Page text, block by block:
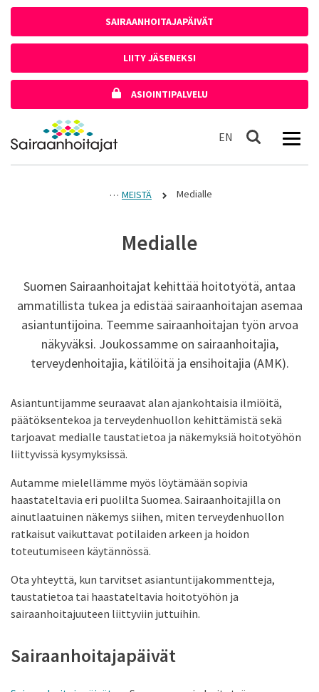
SAIRAANHOITAJAPÄIVÄT
LIITY JÄSENEKSI
ASIOINTIPALVELU
Etusivulle
EN In English
Haku
MEISTÄ Medialle
Medialle
Suomen Sairaanhoitajat kehittää hoitotyötä, antaa
ammatillista tukea ja edistää sairaanhoitajan asemaa
asiantuntijoina. Teemme sairaanhoitajan työn arvoa
näkyväksi. Joukossamme on sairaanhoitajia,
terveydenhoitajia, kätilöitä ja ensihoitajia (AMK).
Asiantuntijamme seuraavat alan ajankohtaisia ilmiöitä,
päätöksentekoa ja terveydenhuollon kehittämistä sekä
tarjoavat medialle taustatietoa ja näkemyksiä hoitotyöhön
liittyvissä kysymyksissä.
Autamme mielellämme myös löytämään sopivia
haastateltavia eri puolilta Suomea. Sairaanhoitajilla on
ainutlaatuinen näkemys siihen, miten terveydenhuollon
ratkaisut vaikuttavat potilaiden arkeen ja hoidon
toteutumiseen käytännössä.
Ota yhteyttä, kun tarvitset asiantuntijakommentteja,
taustatietoa tai haastateltavia hoitotyöhön ja
sairaanhoitajuuteen liittyviin juttuihin.
Sairaanhoitajapäivät